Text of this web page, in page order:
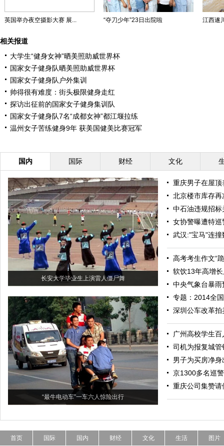
英国举办夜空摄影大赛 展... “夺刀少年”23日出院啦 江西遂
相关报道
大学生“健身女神”晒美照助威世界杯
国家女子健身队晒美照助威世界杯
国家女子健身队户外集训
帅得很有难度：街头极限健身走红
探访出征前的国家女子健身集训队
国家女子健身队7名“成都女神”都江堰拉练
温州女子苦练健身9年 获美国健美比赛冠军
国内 国际 财经 文化
长安大学毕业生上演雷人僵尸舞
“最牛电动车”一车六人惊险出行
重庆男子在屋
北京楼市库存
中石油违规招
女协警曝遭特
武汉:"宝马"连
高考考生作文“
软饮13年高增
中央气象台暴
专题：2014全
深圳公车改革
广州高校学生
司机为报复城
男子为买房净
京1300多名巡
重庆公司集赞
首页 国际 国内 财经 文化 生活 图片